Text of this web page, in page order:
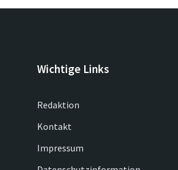
Wichtige Links
Redaktion
Kontakt
Impressum